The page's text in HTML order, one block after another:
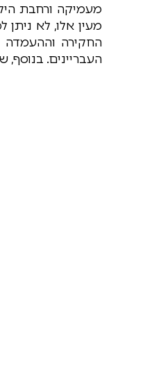
מעמיקה ורחבת
מעין אלו, לא
החקירה וההעמדה
העבריינים. בנוסף,